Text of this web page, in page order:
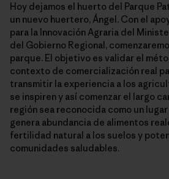
Hoy dejamos el huerto del Parque
un nuevo huertero, Ángel. Con el
para la Innovación Agraria del
del Gobierno Regional,
parque. El objetivo es validar el
contexto de comercialización real
transmitir la experiencia a los
se inspiren y así comenzar el largo
región sea reconocida como un
genera abundancia de alimentos
fertilidad natural a los suelos y
comunidades saludables.